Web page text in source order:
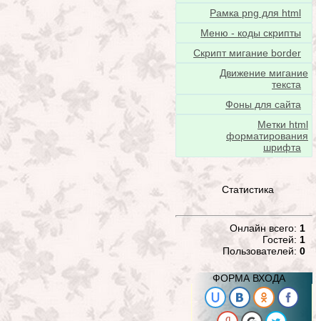
Рамка png для html
Меню - коды скрипты
Скрипт мигание border
Движение мигание
текста
Фоны для сайта
Метки html
форматирования
шрифта
Статистика
Онлайн всего: 1
Гостей: 1
Пользователей: 0
ФОРМА ВХОДА